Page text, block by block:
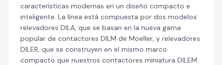
características modernas en un diseño compacto e
inteligente. La línea está compuesta por dos modelos:
relevadores DILA, que se basan en la nueva gama
popular de contactores DILM de Moeller, y relevadores
DILER, que se construyen en el mismo marco
compacto que nuestros contactores miniatura DILEM.